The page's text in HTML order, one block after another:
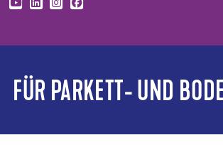
FÜR PARKETT- UND